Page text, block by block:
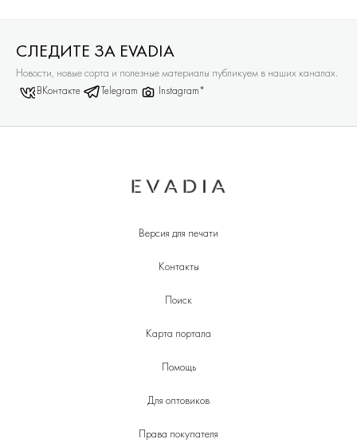
СЛЕДИТЕ ЗА EVADIA
Новости, новые сорта и полезные материалы публикуем в наших каналах.
ВКонтакте Telegram Instagram*
Версия для печати
Контакты
Поиск
Карта портала
Помощь
Для оптовиков
Права покупателя